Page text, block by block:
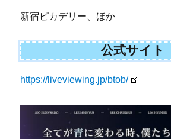
新宿ピカデリー、ほか
公式サイト
https://liveviewing.jp/btob/